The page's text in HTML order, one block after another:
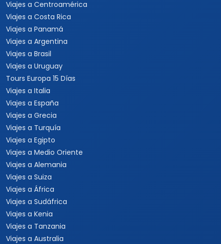
Viajes a Centroamérica
Viajes a Costa Rica
Viajes a Panamá
Viajes a Argentina
Viajes a Brasil
Viajes a Uruguay
Tours Europa 15 Días
Viajes a Italia
Viajes a España
Viajes a Grecia
Viajes a Turquía
Viajes a Egipto
Viajes a Medio Oriente
Viajes a Alemania
Viajes a Suiza
Viajes a África
Viajes a Sudáfrica
Viajes a Kenia
Viajes a Tanzania
Viajes a Australia